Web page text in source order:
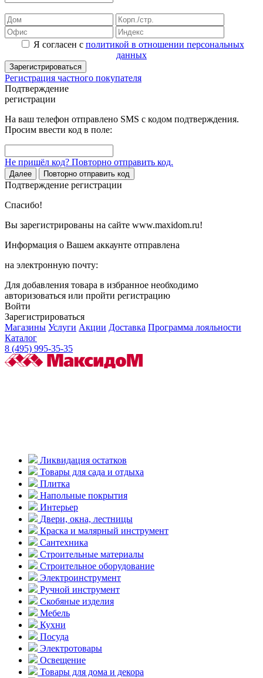
Я согласен с политикой в отношении персональных
данных
Зарегистрироваться
Регистрация частного покупателя
Подтверждение
регистрации
На ваш телефон отправлено SMS с кодом подтверждения.
Просим ввести код в поле:
Не пришёл код? Повторно отправить код.
Далее Повторно отправить код
Подтверждение регистрации
Спасибо!
Вы зарегистрированы на сайте www.maxidom.ru!
Информация о Вашем аккаунте отправлена
на электронную почту:
Для добавления товара в избранное необходимо
авторизоваться или пройти регистрацию
Войти
Зарегистрироваться
Магазины Услуги Акции Доставка Программа лояльности
Каталог
8 (495) 995-35-35
Ликвидация остатков
Товары для сада и отдыха
Плитка
Напольные покрытия
Интерьер
Двери, окна, лестницы
Краска и малярный инструмент
Сантехника
Строительные материалы
Строительное оборудование
Электроинструмент
Ручной инструмент
Скобяные изделия
Мебель
Кухни
Посуда
Электротовары
Освещение
Товары для дома и декора